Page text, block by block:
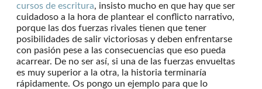
cursos de escritura, insisto mucho en que hay que ser
cuidadoso a la hora de plantear el conflicto narrativo,
porque las dos fuerzas rivales tienen que tener
posibilidades de salir victoriosas y deben enfrentarse
con pasión pese a las consecuencias que eso pueda
acarrear. De no ser así, si una de las fuerzas envueltas
es muy superior a la otra, la historia terminaría
rápidamente. Os pongo un ejemplo para que lo